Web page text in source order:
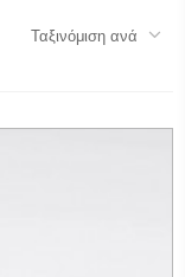
Ταξινόμιση ανά